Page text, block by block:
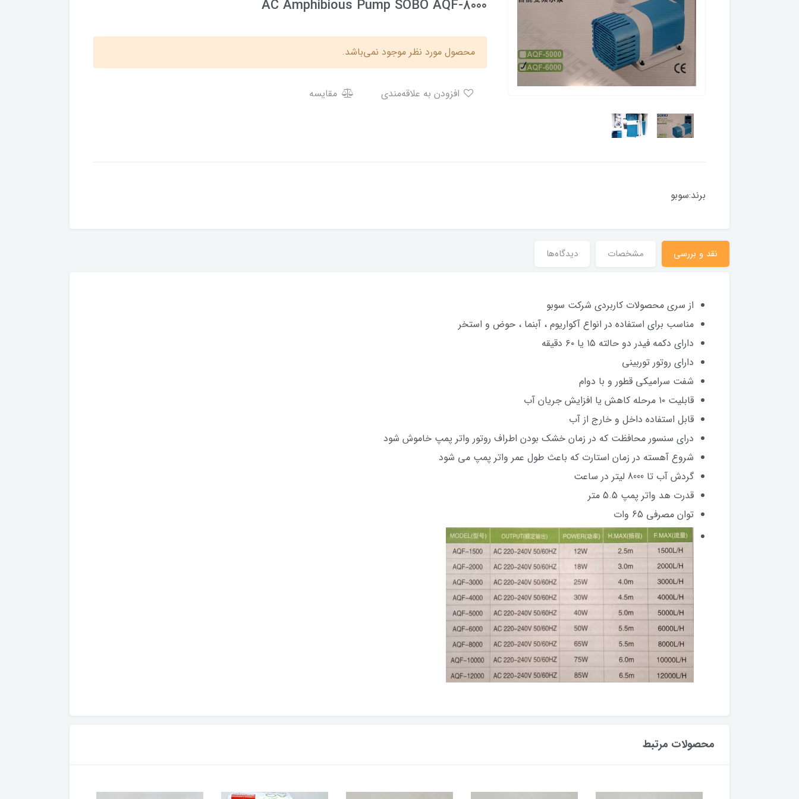
AC Amphibious Pump SOBO AQF-8000
محصول مورد نظر موجود نمی‌باشد.
مقایسه
برند:سوبو
نقد و بررسی مشخصات دیدگاه‌ها
از سری محصولات کاربردی شرکت سوبو
مناسب برای استفاده در انواع آکواریوم ، آبنما ، حوض و استخر
دارای دکمه فیدر دو حالته ۱۵ یا ۶۰ دقیقه
دارای روتور توربینی
شفت سرامیکی قطور و با دوام
قابلیت ۱۰ مرحله کاهش یا افزایش جریان آب
قابل استفاده داخل و خارج از آب
درای سنسور محافظت که در زمان خشک بودن اطراف روتور واتر پمپ خاموش شود
شروع آهسته در زمان استارت که باعث طول عمر واتر پمپ می شود
گردش آب تا 8000 لیتر در ساعت
قدرت هد واتر پمپ 5.5 متر
توان مصرفی 65 وات
محصولات مرتبط